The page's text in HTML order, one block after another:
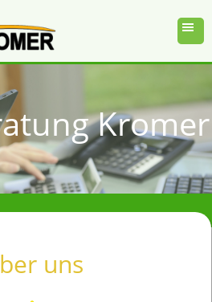
Kromer
uns